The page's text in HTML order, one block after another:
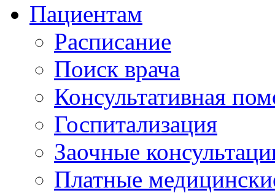
Пациентам
Расписание
Поиск врача
Консультативная
Госпитализация
Заочные
Платные